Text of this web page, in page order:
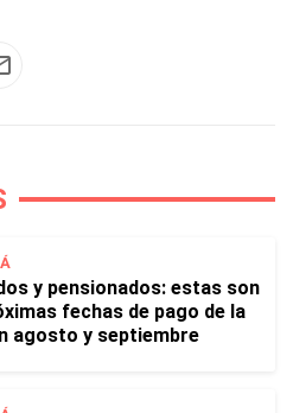
y pensionados: estas son
fechas de pago de la
agosto y septiembre